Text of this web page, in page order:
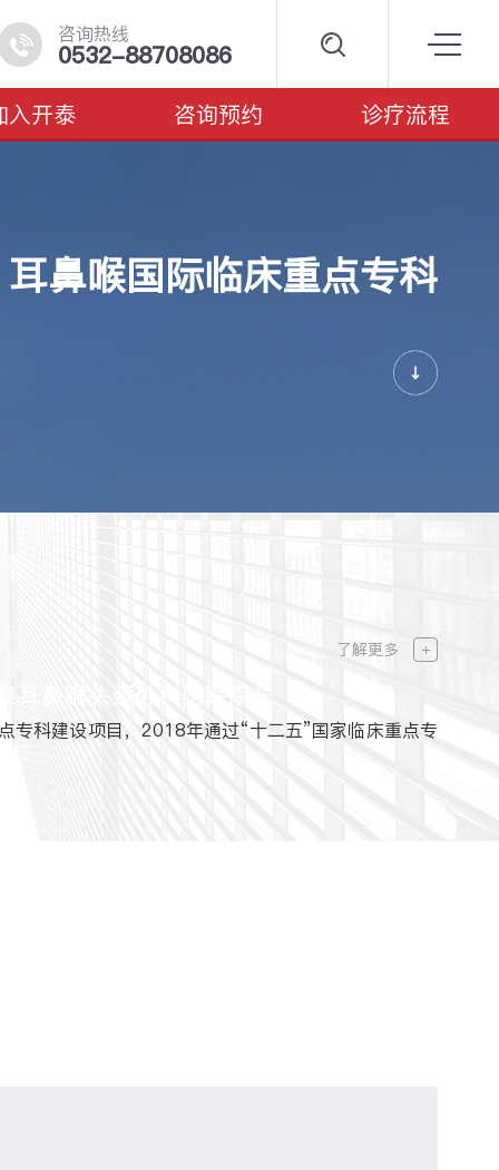
咨询热线
0532-88708086
入开泰
咨询预约 诊疗流程
耳鼻喉国际临床重点专科
了解更多
专科建设项目，2018年通过“十二五”国家临床重点专